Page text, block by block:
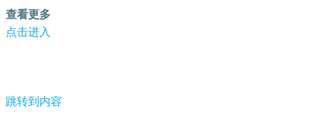
查看更多
点击进入
跳转到内容